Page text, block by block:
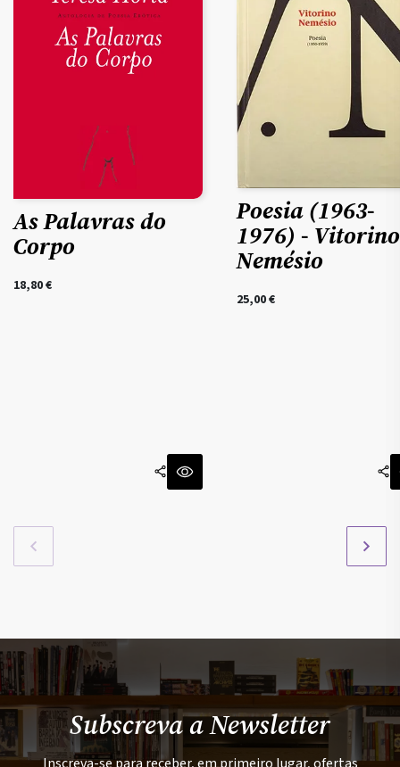
As Palavras do
Corpo
18,80€
Poesia (1963-
1976) - Vitorino
Nemésio
25,00€
Subscreva a Newsletter